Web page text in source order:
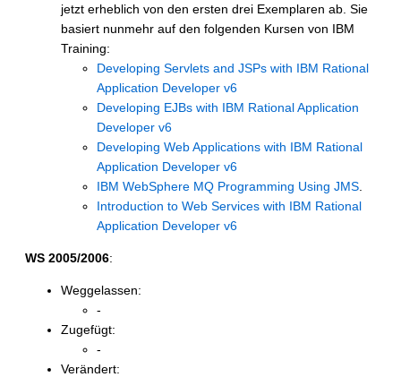
jetzt erheblich von den ersten drei Exemplaren ab. Sie
basiert nunmehr auf den folgenden Kursen von IBM
Training:
Developing Servlets and JSPs with IBM Rational
Application Developer v6
Developing EJBs with IBM Rational Application
Developer v6
Developing Web Applications with IBM Rational
Application Developer v6
IBM WebSphere MQ Programming Using JMS
Introduction to Web Services with IBM Rational
Application Developer v6
WS 2005/2006:
Weggelassen:
-
Zugefügt:
-
Verändert: